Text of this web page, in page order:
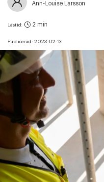
Ann-Louise Larsson
Publicerad: 2023-02-13
Lästid: 2 min